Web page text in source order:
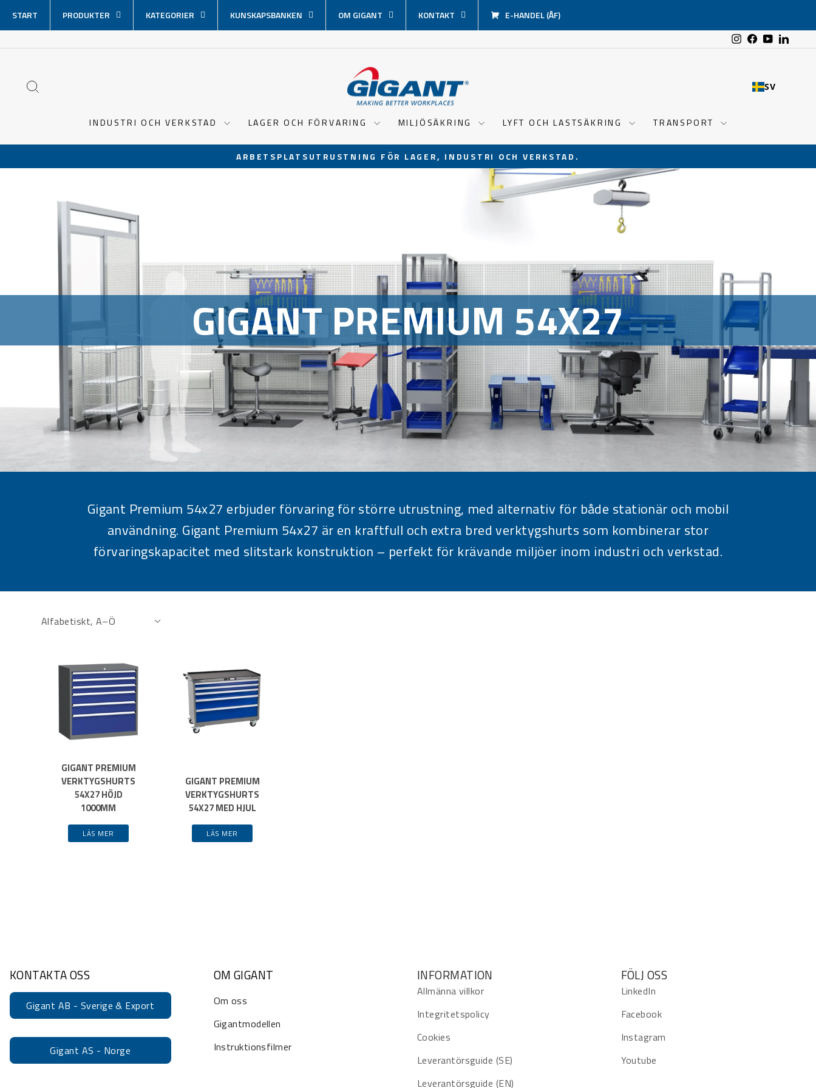
över
innehåll
START PRODUKTER KATEGORIER KUNSKAPSBANKEN OM GIGANT KONTAKT E-HANDEL (ÅF)
Instagram
Facebook
YouTube
SV
INDUSTRI OCH VERKSTAD LAGER OCH FÖRVARING MILJÖSÄKRING LYFT OCH LASTSÄKRING TRANSPORT
Pausa
ARBETSPLATSUTRUSTNING FÖR LAGER, INDUSTRI OCH VERKSTAD.
GIGANT PREMIUM 54X27
Gigant Premium 54x27 erbjuder förvaring för större utrustning, med alternativ för både stationär och mobil
användning. Gigant Premium 54x27 är en kraftfull och extra bred verktygshurts som kombinerar stor
förvaringskapacitet med slitstark konstruktion – perfekt för krävande miljöer inom industri och verkstad.
GIGANT PREMIUM
VERKTYGSHURTS
54X27 HÖJD
1000MM
LÄS MER
GIGANT PREMIUM
VERKTYGSHURTS
54X27 MED HJUL
LÄS MER
KONTAKTA OSS
Gigant AB - Sverige & Export
Gigant AS - Norge
OM GIGANT
Om oss
Gigantmodellen
Instruktionsfilmer
INFORMATION
Allmänna villkor
Integritetspolicy
Cookies
Leverantörsguide (SE)
Leverantörsguide (EN)
FÖLJ OSS
LinkedIn
Facebook
Instagram
Youtube